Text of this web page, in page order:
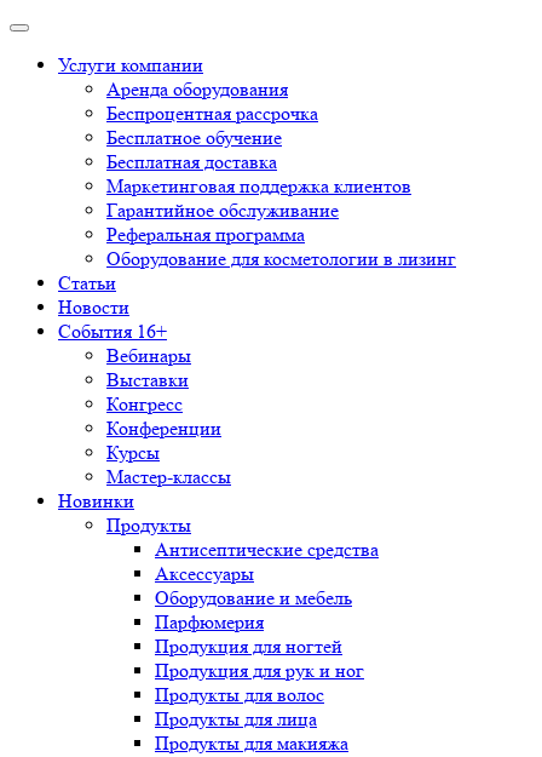
Услуги компании
Аренда оборудования
Беспроцентная рассрочка
Бесплатное обучение
Бесплатная доставка
Маркетинговая поддержка клиентов
Гарантийное обслуживание
Реферальная программа
Оборудование для косметологии в лизинг
Статьи
Новости
События 16+
Вебинары
Выставки
Конгресс
Конференции
Курсы
Мастер-классы
Новинки
Продукты
Антисептические средства
Аксессуары
Оборудование и мебель
Парфюмерия
Продукция для ногтей
Продукция для рук и ног
Продукты для волос
Продукты для лица
Продукты для макияжа